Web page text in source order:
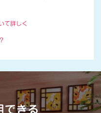
て詳しく
きる